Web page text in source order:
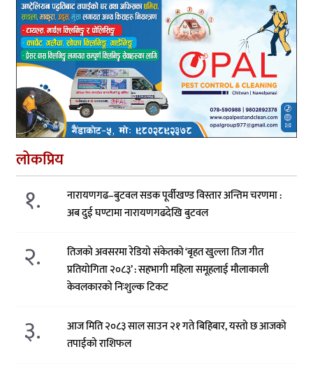
लोकप्रिय
१.
नारायणगढ–बुटवल सडक पूर्वीखण्ड विस्तार अन्तिम चरणमा :
अब दुई घण्टामा नारायणगढदेखि बुटवल
२.
तिजको अवसरमा रेडियो संकेतको ‘बृहत खुल्ला तिज गीत
प्रतियोगिता २०८३’ : सहभागी महिला समूहलाई मौलाकाली
केवलकारको निःशुल्क टिकट
३.
आज मिति २०८३ साल साउन २१ गते बिहिबार, यस्तो छ आजको
तपाईको राशिफल